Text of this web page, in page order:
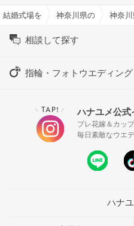
結婚式場を探すならハナユメ
神奈川県の結婚式場
神奈
相談して探す
指輪・フォトウエディング
＼ TAP! ／ ハナユメ公式
プレ花嫁＆カッ
毎日素敵なウエ
ハナ